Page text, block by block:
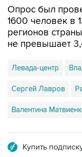
Опрос был
1600 человек в
регионов
не превышает
Левада-центр
Сергей Лавров
Валентина
Купить